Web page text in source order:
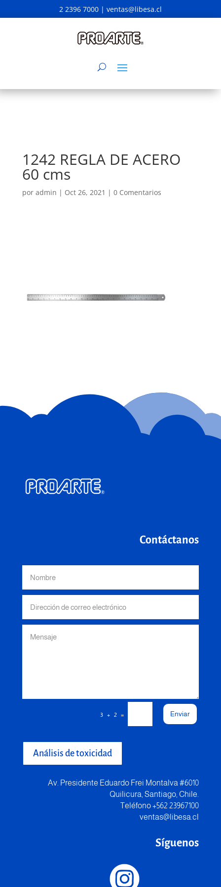
2 2396 7000 | ventas@libesa.cl
1242 REGLA DE ACERO
60 cms
por admin | Oct 26, 2021 | 0 Comentarios
Contáctanos
3 + 2 = Enviar
Análisis de toxicidad
Av. Presidente Eduardo Frei Montalva #6010
Quilicura, Santiago, Chile.
Teléfono +562 23967100
ventas@libesa.cl
Síguenos